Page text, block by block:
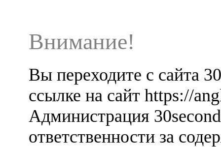
Внимание!
Вы переходите с сайта
ссылке на сайт https://
Администрация
ответственности за